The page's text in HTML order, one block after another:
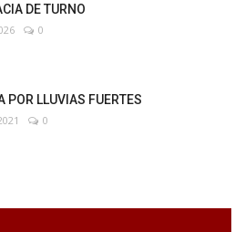
DE TURNO
0
POR LLUVIAS FUERTES
0